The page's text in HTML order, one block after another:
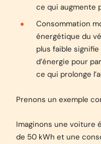
ce qui augmente
Consommation
énergétique du
plus faible
d’énergie pour
ce qui prolonge
Prenons un exemple
Imaginons une voiture
de 50 kWh et une